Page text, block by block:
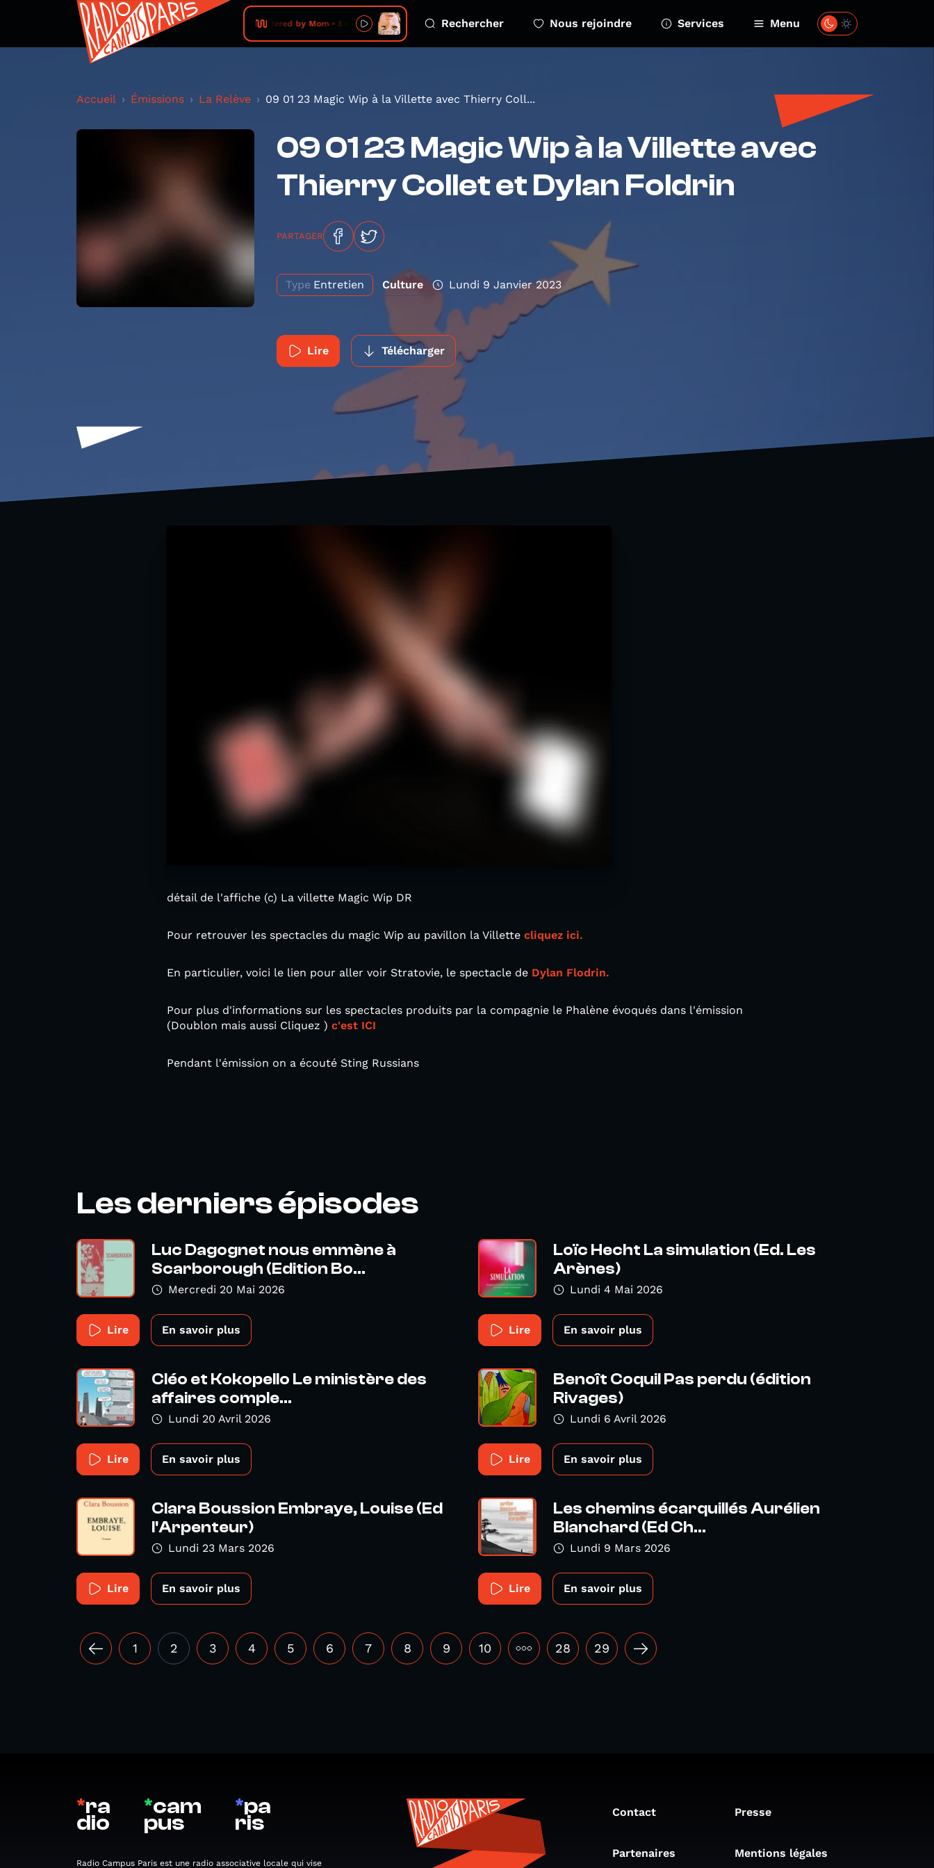
Altered by Mom • Even Better Rechercher Nous rejoindre Services Menu
Accueil Émissions La Relève 09 01 23 Magic Wip à la Villette avec Thierry Coll...
09 01 23 Magic Wip à la Villette avec
Thierry Collet et Dylan Foldrin
PARTAGER
Type Entretien Culture Lundi 9 Janvier 2023
Lire Télécharger
détail de l'affiche (c) La villette Magic Wip DR
Pour retrouver les spectacles du magic Wip au pavillon la Villette cliquez ici.
En particulier, voici le lien pour aller voir Stratovie, le spectacle de Dylan Flodrin.
Pour plus d'informations sur les spectacles produits par la compagnie le Phalène évoqués dans l'émission
(Doublon mais aussi Cliquez ) c'est ICI
Pendant l'émission on a écouté Sting Russians
Les derniers épisodes
Luc Dagognet nous emmène à
Scarborough (Edition Bo...
Mercredi 20 Mai 2026
Lire En savoir plus
Loïc Hecht La simulation (Ed. Les
Arènes)
Lundi 4 Mai 2026
Lire En savoir plus
Cléo et Kokopello Le ministère des
affaires comple...
Lundi 20 Avril 2026
Lire En savoir plus
Benoît Coquil Pas perdu (édition
Rivages)
Lundi 6 Avril 2026
Lire En savoir plus
Clara Boussion Embraye, Louise (Ed
l'Arpenteur)
Lundi 23 Mars 2026
Lire En savoir plus
Les chemins écarquillés Aurélien
Blanchard (Ed Ch...
Lundi 9 Mars 2026
Lire En savoir plus
1 2 3 4 5 6 7 8 9 10 ••• 28 29
*ra
dio
*cam
pus
*pa
ris
Radio Campus Paris est une radio associative locale qui vise
Contact Presse
Partenaires Mentions légales